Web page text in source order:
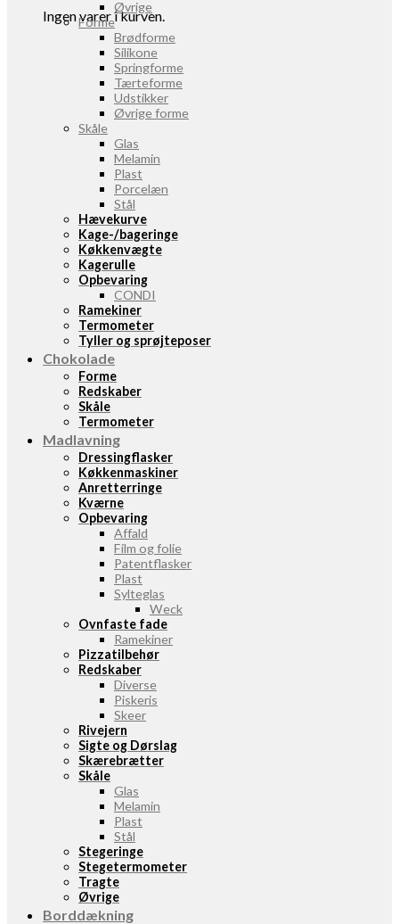
Ingen varer i kurven.
Øvrige
Forme
Brødforme
Silikone
Springforme
Tærteforme
Udstikker
Øvrige forme
Skåle
Glas
Melamin
Plast
Porcelæn
Stål
Hævekurve
Kage-/bageringe
Køkkenvægte
Kagerulle
Opbevaring
CONDI
Ramekiner
Termometer
Tyller og sprøjteposer
Chokolade
Forme
Redskaber
Skåle
Termometer
Madlavning
Dressingflasker
Køkkenmaskiner
Anretterringe
Kværne
Opbevaring
Affald
Film og folie
Patentflasker
Plast
Sylteglas
Weck
Ovnfaste fade
Ramekiner
Pizzatilbehør
Redskaber
Diverse
Piskeris
Skeer
Rivejern
Sigte og Dørslag
Skærebrætter
Skåle
Glas
Melamin
Plast
Stål
Stegeringe
Stegetermometer
Tragte
Øvrige
Borddækning